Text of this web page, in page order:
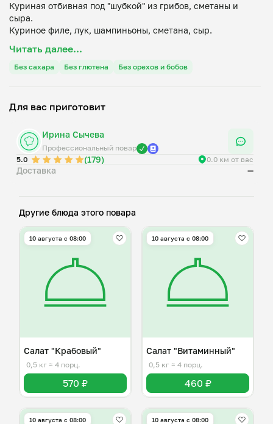
Куриная отбивная под "шубкой" из грибов, сметаны и
сыра.
Читать далее...
Без сахара Без глютена Без орехов и бобов
Для вас приготовит
Ирина Сычева
Профессиональный повар
5.0
(179) 0.0 км от вас
Доставка —
Другие блюда этого повара
10 августа с 08:00
Салат "Крабовый"
0,5 кг ≈ 4 порц.
570 ₽
10 августа с 08:00
Салат "Витаминный"
0,5 кг ≈ 4 порц.
460 ₽
10 августа с 08:00 10 августа с 08:00